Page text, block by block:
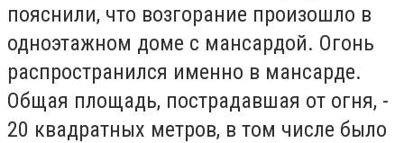
пояснили, что возгорание произошло в
одноэтажном доме с мансардой. Огонь
распространился именно в мансарде.
Общая площадь, пострадавшая от огня, -
20 квадратных метров, в том числе было